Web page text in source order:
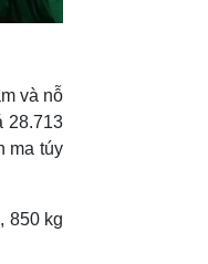
và nỗ
28.713
ma túy
850 kg